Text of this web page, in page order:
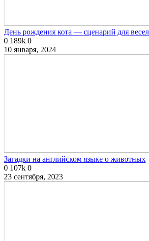
День рождения кота — сценарий для
0 189k 0
10 января, 2024
Загадки на английском языке о животных
0 107k 0
23 сентября, 2023